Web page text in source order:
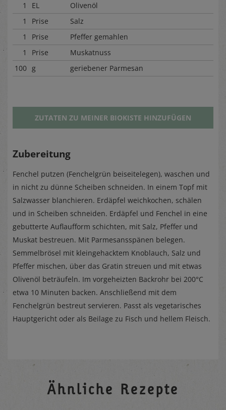
1
EL
Olivenöl
1
Prise
Salz
1
Prise
Pfeffer gemahlen
1
Prise
Muskatnuss
100 g geriebener Parmesan
ZUTATEN ZU MEINER BIOKISTE HINZUFÜGEN
Zubereitung
Fenchel putzen (Fenchelgrün beiseitelegen), waschen und
in nicht zu dünne Scheiben schneiden. In einem Topf mit
Salzwasser blanchieren. Erdäpfel weichkochen, schälen
und in Scheiben schneiden. Erdäpfel und Fenchel in eine
gebutterte Auflaufform schichten, mit Salz, Pfeffer und
Muskat bestreuen. Mit Parmesansspänen belegen.
Semmelbrösel mit kleingehacktem Knoblauch, Salz und
Pfeffer mischen, über das Gratin streuen und mit etwas
Olivenöl beträufeln. Im vorgeheizten Backrohr bei 200°C
etwa 10 Minuten backen. Anschließend mit dem
Fenchelgrün bestreut servieren. Passt als vegetarisches
Hauptgericht oder als Beilage zu Fisch und hellem Fleisch.
Ähnliche Rezepte